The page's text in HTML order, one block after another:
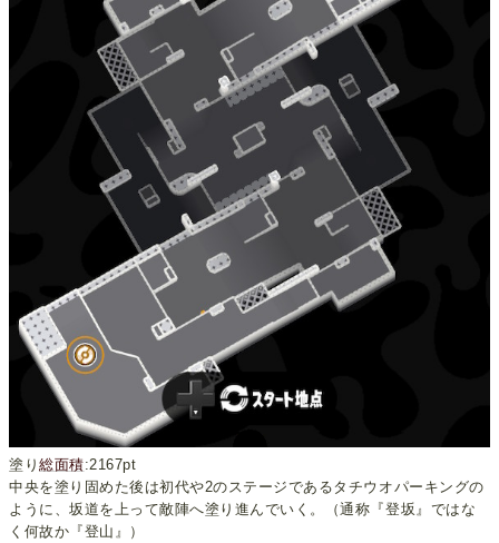
塗り総面積:2167pt
中央を塗り固めた後は初代や2のステージであるタチウオパーキングの
ように、坂道を上って敵陣へ塗り進んでいく。（通称『登坂』ではな
く何故か『登山』）